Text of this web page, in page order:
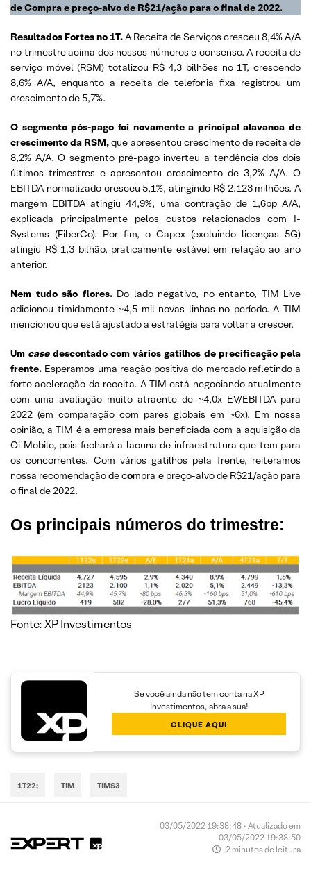
de Compra e preço-alvo de R$21/ação para o final de 2022.
Resultados Fortes no 1T.A Receita de Serviços cresceu 8,4% A/A
no trimestre acima dos nossos números e consenso. A receita de
serviço móvel (RSM) totalizou R$ 4,3 bilhões no 1T, crescendo
8,6% A/A, enquanto a receita de telefonia fixa registrou um
crescimento de 5,7%.
O segmento pós-pago foi novamente a principal alavanca de
crescimento da RSM,que apresentou crescimento de receita de
8,2% A/A. O segmento pré-pago inverteu a tendência dos dois
últimos trimestres e apresentou crescimento de 3,2% A/A. O
EBITDA normalizado cresceu 5,1%, atingindo R$ 2.123 milhões. A
margem EBITDA atingiu 44,9%, uma contração de 1,6pp A/A,
explicada principalmente pelos custos relacionados com I-
Systems (FiberCo). Por fim, o Capex (excluindo licenças 5G)
atingiu R$ 1,3 bilhão, praticamente estável em relação ao ano
anterior.
Nem tudo são flores. Do lado negativo, no entanto, TIM Live
adicionou timidamente ~4,5 mil novas linhas no período. A TIM
mencionou que está ajustado a estratégia para voltar a crescer.
Um casedescontado com vários gatilhos de precificação pela
frente. Esperamos uma reação positiva do mercado refletindo a
forte aceleração da receita. A TIM está negociando atualmente
com uma avaliação muito atraente de ~4,0x EV/EBITDA para
2022 (em comparação com pares globais em ~6x). Em nossa
opinião, a TIM é a empresa mais beneficiada com a aquisição da
Oi Mobile, pois fechará a lacuna de infraestrutura que tem para
os concorrentes. Com vários gatilhos pela frente, reiteramos
nossa recomendação de compra e preço-alvo de R$21/ação para
o final de 2022.
Os principais números do trimestre:
Fonte: XP Investimentos
Se você ainda não tem conta na XP
Investimentos, abra a sua!
CLIQUE AQUI
1T22; TIM TIMS3
03/05/2022 19:38:48 • Atualizado em
03/05/2022 19:38:50
2 minutos de leitura